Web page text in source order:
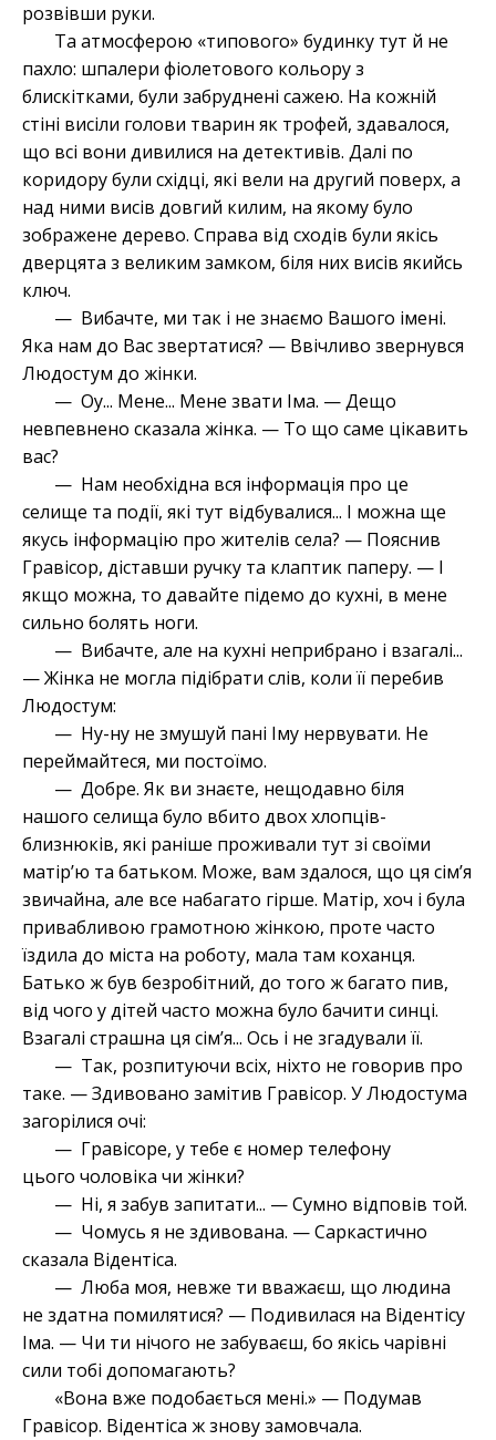
розвівши руки.
Та атмосферою «типового» будинку тут й не
пахло: шпалери фіолетового кольору з
блискітками, були забруднені сажею. На кожній
стіні висіли голови тварин як трофей, здавалося,
що всі вони дивилися на детективів. Далі по
коридору були східці, які вели на другий поверх, а
над ними висів довгий килим, на якому було
зображене дерево. Справа від сходів були якісь
дверцята з великим замком, біля них висів якийсь
ключ.
— Вибачте, ми так і не знаємо Вашого імені.
Яка нам до Вас звертатися? — Ввічливо звернувся
Людостум до жінки.
— Оу... Мене... Мене звати Іма. — Дещо
невпевнено сказала жінка. — То що саме цікавить
вас?
— Нам необхідна вся інформація про це
селище та події, які тут відбувалися... І можна ще
якусь інформацію про жителів села? — Пояснив
Гравісор, діставши ручку та клаптик паперу. — І
якщо можна, то давайте підемо до кухні, в мене
сильно болять ноги.
— Вибачте, але на кухні неприбрано і взагалі...
— Жінка не могла підібрати слів, коли її перебив
Людостум:
— Ну-ну не змушуй пані Іму нервувати. Не
переймайтеся, ми постоїмо.
— Добре. Як ви знаєте, нещодавно біля
нашого селища було вбито двох хлопців-
близнюків, які раніше проживали тут зі своїми
матір’ю та батьком. Може, вам здалося, що ця сім’я
звичайна, але все набагато гірше. Матір, хоч і була
привабливою грамотною жінкою, проте часто
їздила до міста на роботу, мала там коханця.
Батько ж був безробітний, до того ж багато пив,
від чого у дітей часто можна було бачити синці.
Взагалі страшна ця сім’я... Ось і не згадували її.
— Так, розпитуючи всіх, ніхто не говорив про
таке. — Здивовано замітив Гравісор. У Людостума
загорілися очі:
— Гравісоре, у тебе є номер телефону
цього чоловіка чи жінки?
— Ні, я забув запитати... — Сумно відповів той.
— Чомусь я не здивована. — Саркастично
сказала Відентіса.
— Люба моя, невже ти вважаєш, що людина
не здатна помилятися? — Подивилася на Відентісу
Іма. — Чи ти нічого не забуваєш, бо якісь чарівні
сили тобі допомагають?
«Вона вже подобається мені.» — Подумав
Гравісор. Відентіса ж знову замовчала.